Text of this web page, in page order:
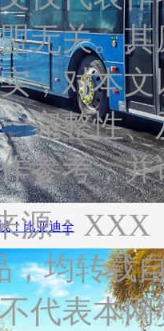
！比亚迪全
无关。
，对本
完整性
参考，
源：
，均转载
代表本